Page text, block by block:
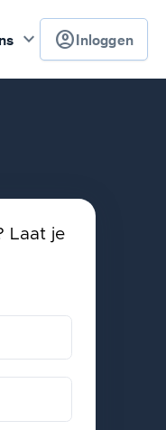
keyboard_arrow_down account_circleInloggen
Laat je